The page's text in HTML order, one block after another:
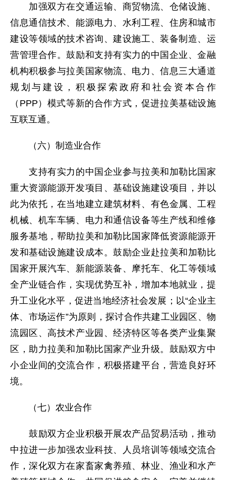
加强双方在交通运输、商贸物流、仓储设施、
信息通信技术、能源电力、水利工程、住房和城市
建设等领域的技术咨询、建设施工、装备制造、运
营管理合作。鼓励和支持有实力的中国企业、金融
机构积极参与拉美国家物流、电力、信息三大通道
规划与建设，积极探索政府和社会资本合作
（PPP）模式等新的合作方式，促进拉美基础设施
互联互通。
（六）制造业合作
支持有实力的中国企业参与拉美和加勒比国家
重大资源能源开发项目、基础设施建设项目，并以
此为依托，在当地建立建筑材料、有色金属、工程
机械、机车车辆、电力和通信设备等生产线和维修
服务基地，帮助拉美和加勒比国家降低资源能源开
发和基础设施建设成本。鼓励企业赴拉美和加勒比
国家开展汽车、新能源装备、摩托车、化工等领域
全产业链合作，实现优势互补，增加本地就业，提
升工业化水平，促进当地经济社会发展；以“企业主
体、市场运作”为原则，探讨合作共建工业园区、物
流园区、高技术产业园、经济特区等各类产业集聚
区，助力拉美和加勒比国家产业升级。鼓励双方中
小企业间的交流合作，积极搭建平台，营造良好环
境。
（七）农业合作
鼓励双方企业积极开展农产品贸易活动，推动
中拉进一步加强农业科技、人员培训等领域交流合
作，深化双方在家畜家禽养殖、林业、渔业和水产